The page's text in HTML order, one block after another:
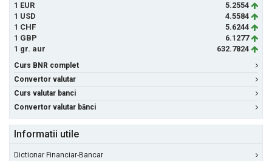
1 EUR
5.2554
1 USD
4.5584
1 CHF
5.6244
1 GBP
6.1277
1 gr. aur
632.7824
Curs BNR complet
Convertor valutar
Curs valutar banci
Convertor valutar bănci
Informatii utile
Dictionar Financiar-Bancar